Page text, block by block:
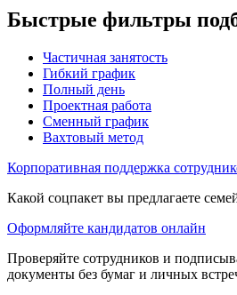
Быстрые фильтры
Частичная занятость
Гибкий график
Полный день
Проектная работа
Сменный график
Вахтовый метод
Корпоративная поддержка
Какой соцпакет вы предлагаете
Оформляйте кандидатов онлайн
Проверяйте сотрудников и
документы без бумаг и личных